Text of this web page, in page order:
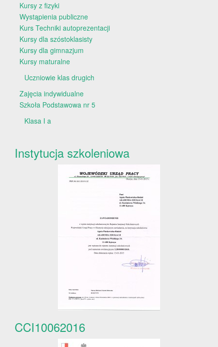
Kursy z fizyki
Wystąpienia publiczne
Kurs Techniki autoprezentacji
Kursy dla szóstoklasisty
Kursy dla gimnazjum
Kursy maturalne
Uczniowie klas drugich
Zajęcia indywidualne
Szkoła Podstawowa nr 5
Klasa I a
Instytucja szkoleniowa
CCI10062016